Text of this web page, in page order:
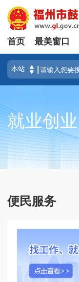
首页 最美窗口
就业创业
便民服务